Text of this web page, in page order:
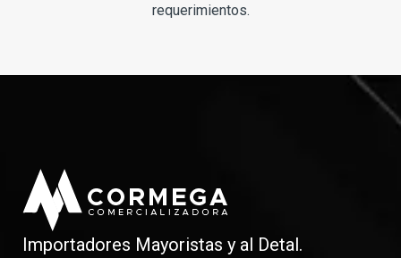
requerimientos.
Importadores Mayoristas y al Detal.